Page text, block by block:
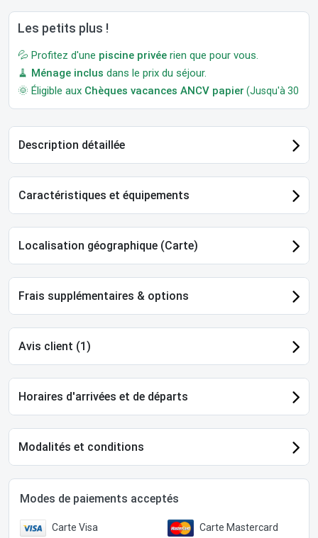
Les petits plus !
💦 Profitez d'une piscine privée rien que pour vous.
🧹 Ménage inclus dans le prix du séjour.
🌞 Éligible aux Chèques vacances ANCV papier (Jusqu'à 30
Description détaillée
Caractéristiques et équipements
Localisation géographique (Carte)
Frais supplémentaires & options
Avis client (1)
Horaires d'arrivées et de départs
Modalités et conditions
Modes de paiements acceptés
Carte Visa Carte Mastercard